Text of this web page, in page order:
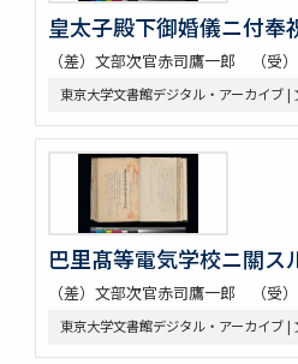
皇太子殿下御婚儀ニ付奉
（差）文部次官赤司鷹一郎 （受
東京大学文書館デジタル・アーカイブ |
巴里髙等電気学校ニ關ス
（差）文部次官赤司鷹一郎 （受
東京大学文書館デジタル・アーカイブ |